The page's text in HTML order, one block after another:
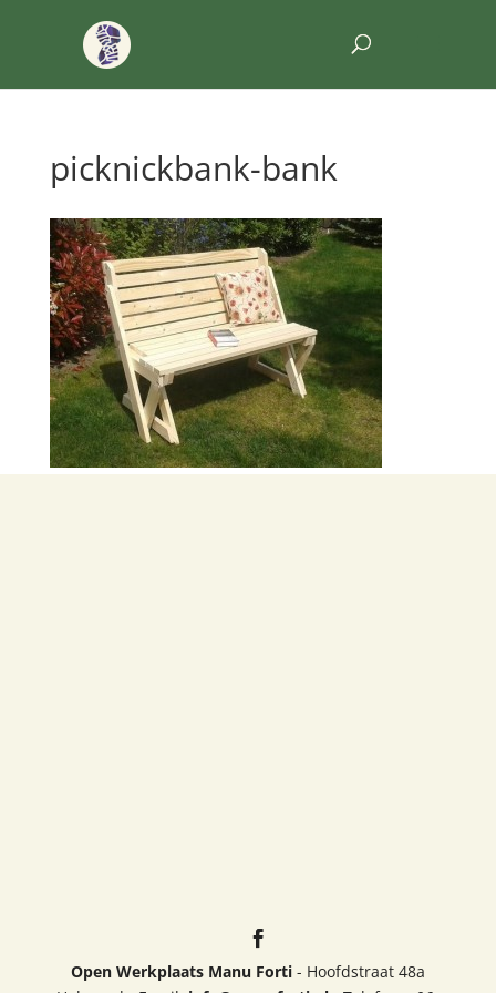
picknickbank-bank
Open Werkplaats Manu Forti- Hoofdstraat 48a